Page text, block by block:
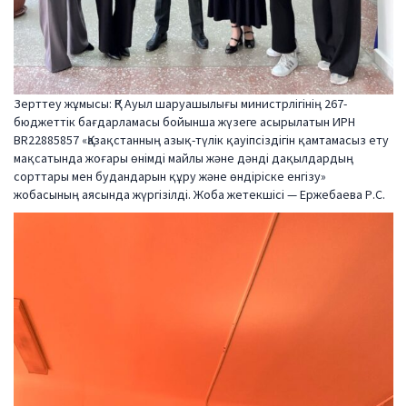
Зерттеу жұмысы: ҚР Ауыл шаруашылығы министрлігінің 267-
бюджеттік бағдарламасы бойынша жүзеге асырылатын ИРН
BR22885857 «Қазақстанның азық-түлік қауіпсіздігін қамтамасыз ету
мақсатында жоғары өнімді майлы және дәнді дақылдардың
сорттары мен будандарын құру және өндіріске енгізу»
жобасының аясында жүргізілді. Жоба жетекшісі — Ержебаева Р.С.